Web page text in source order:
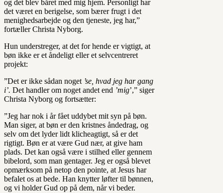
og det blev båret med mig hjem. Personligt har
det været en berigelse, som bærer frugt i det
menighedsarbejde og den tjeneste, jeg har,”
fortæller Christa Nyborg.
Hun understreger, at det for hende er vigtigt, at
bøn ikke er et åndeligt eller et selvcentreret
projekt:
”Det er ikke sådan noget ’se, hvad jeg har gang
i’. Det handler om noget andet end ’mig’,” siger
Christa Nyborg og fortsætter:
”Jeg har nok i år fået uddybet mit syn på bøn.
Man siger, at bøn er den kristnes åndedrag, og
selv om det lyder lidt klicheagtigt, så er det
rigtigt. Bøn er at være Gud nær, at give ham
plads. Det kan også være i stilhed eller gennem
bibelord, som man gentager. Jeg er også blevet
opmærksom på netop den pointe, at Jesus har
befalet os at bede. Han knytter løfter til bønnen,
og vi holder Gud op på dem, når vi beder.